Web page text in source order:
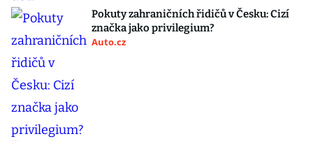
Pokuty zahraničních řidičů v Česku: Cizí
značka jako privilegium?
Auto.cz